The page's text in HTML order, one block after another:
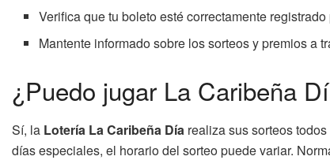
Verifica que tu boleto esté correctamente
Mantente informado sobre los sorteos y premios a
¿Puedo jugar La Caribeña
Sí, la Lotería La Caribeña Día realiza sus sorteos
días especiales, el horario del sorteo puede variar.